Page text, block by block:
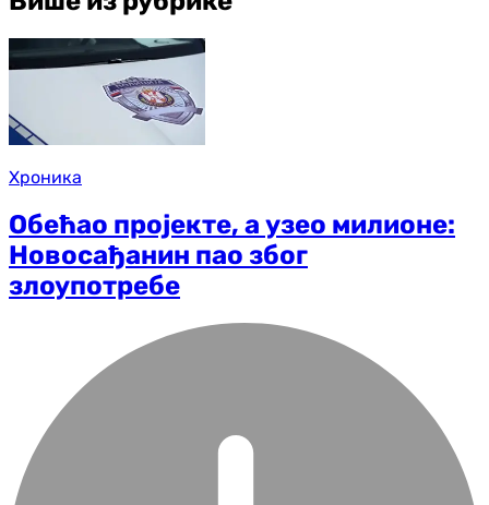
Хроника
Обећао пројекте, а узео милионе:
Новосађанин пао због
злоупотребе